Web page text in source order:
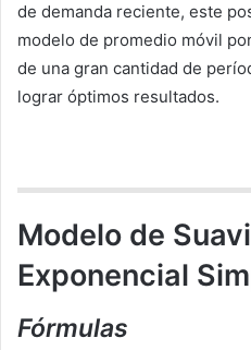
de demanda reciente, este
modelo de promedio móvil
de una gran cantidad de
lograr óptimos resultados.
Modelo de
Exponencial
Fórmulas